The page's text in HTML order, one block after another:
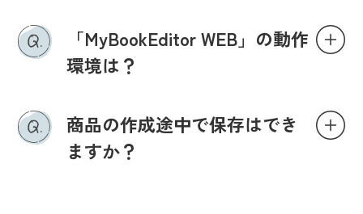
「MyBookEditor WEB」の動作
環境は？
商品の作成途中で保存はでき
ますか？